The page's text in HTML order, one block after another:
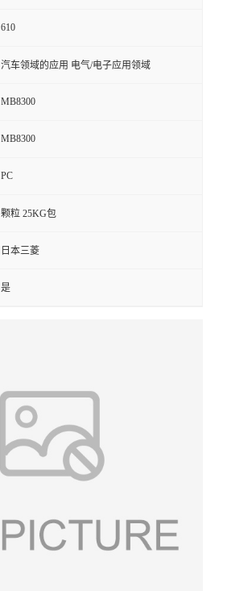
610
汽车领域的应用 电气/电子应用领域
MB8300
MB8300
PC
颗粒 25KG包
日本三菱
是